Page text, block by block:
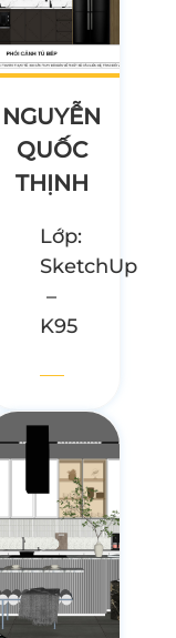
NGUYỄN
QUỐC
THỊNH
Lớp:
SketchUp
–
K95